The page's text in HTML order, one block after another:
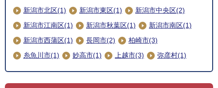
新潟市北区(1) 新潟市東区(1)
新潟市中央区(2)
新潟市江南区(1)
新潟市秋葉区(1)
新潟市南区(1)
新潟市西蒲区(1)
長岡市(2)
柏崎市(3)
糸魚川市(1)
妙高市(1) 上越市(3) 弥彦村(1)